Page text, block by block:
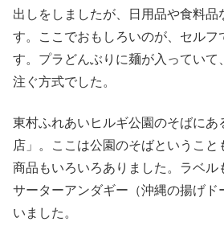
出しをしましたが、日用品や食料品
す。ここでおもしろいのが、セルフ
す。プラどんぶりに麺が入っていて
注ぐ方式でした。
東村ふれあいヒルギ公園のそばにあ
店」。ここは公園のそばというこ
商品もいろいろありました。ラベル
サーターアンダギー（沖縄の揚げド
いました。